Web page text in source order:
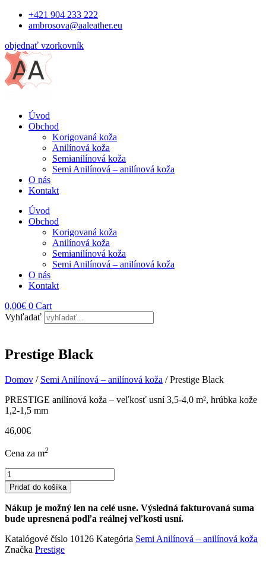
Preskočiť+421 904 233 222
ambrosova@aaleather.eu
objednať vzorkovník
Úvod
Obchod
Korigovaná koža
Anilínová koža
Semianilínová koža
Semi Anilínová – anilínová koža
O nás
Kontakt
Úvod
Obchod
Korigovaná koža
Anilínová koža
Semianilínová koža
Semi Anilínová – anilínová koža
O nás
Kontakt
0,00€ 0 Cart
Vyhľadať
Prestige Black
Domov / Semi Anilínová – anilínová koža / Prestige Black
PRESTIGE anilínová koža – veľkosť usní 3,5-4,0 m², hrúbka kože
1,2-1,5 mm
46,00€
Cena za m2
množstvo
Prestige
Black
Pridať do košíka
Nákup je možný len na celé usne. Výsledná fakturovaná suma
bude upresnená podľa reálnej veľkosti usní.
Katalógové číslo 10126 Kategória Semi Anilínová – anilínová koža
Značka Prestige